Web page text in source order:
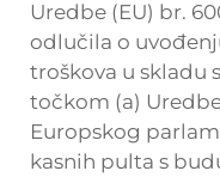
Uredbe (EU) br.
odlučila o
troškova u skladu
točkom (a)
Europskog
kasnih pulta s